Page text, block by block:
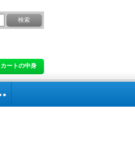
カートの中身